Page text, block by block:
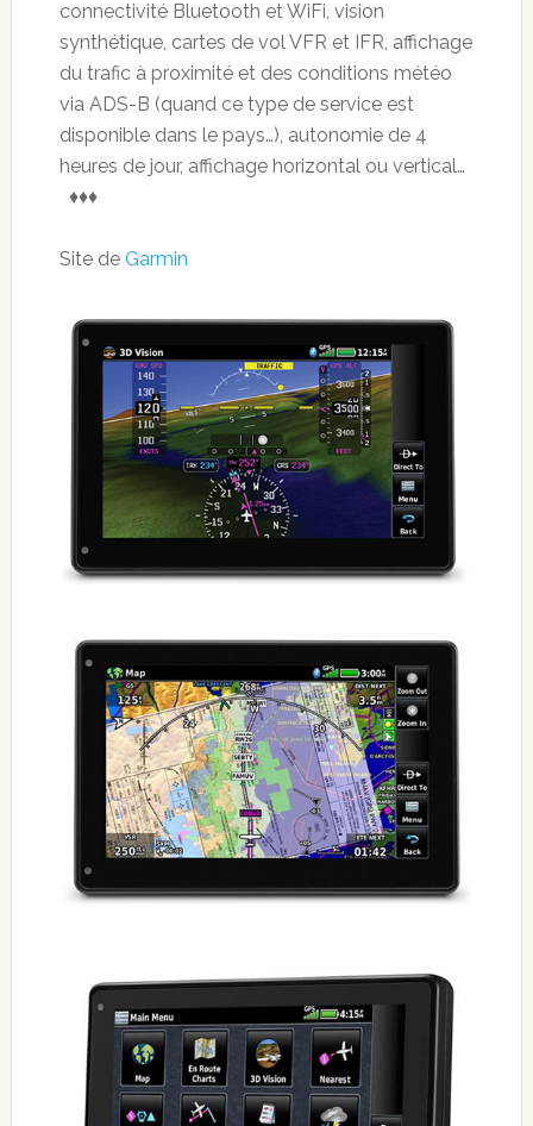
connectivité Bluetooth et WiFi, vision
synthétique, cartes de vol VFR et IFR, affichage
du trafic à proximité et des conditions météo
via ADS-B (quand ce type de service est
disponible dans le pays…), autonomie de 4
heures de jour, affichage horizontal ou vertical…
♦♦♦
Site de Garmin